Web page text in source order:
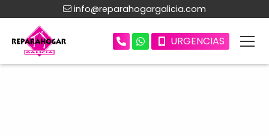
info@reparahogargalicia.com
URGENCIAS